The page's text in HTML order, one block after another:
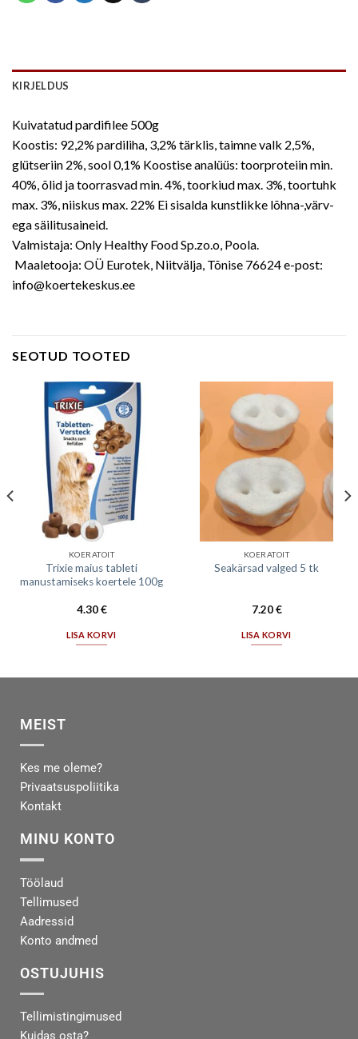
KIRJELDUS
Kuivatatud pardifilee 500g
Koostis: 92,2% pardiliha, 3,2% tärklis, taimne valk 2,5%,
glütseriin 2%, sool 0,1% Koostise analüüs: toorproteiin min.
40%, õlid ja toorrasvad min. 4%, toorkiud max. 3%, toortuhk
max. 3%, niiskus max. 22% Ei sisalda kunstlikke lõhna-,värv-
ega säilitusaineid.
Valmistaja: Only Healthy Food Sp.zo.o, Poola.
Maaletooja: OÜ Eurotek, Niitvälja, Tõnise 76624 e-post:
info@koertekeskus.ee
SEOTUD TOOTED
KOERATOIT
Trixie maius tableti
manustamiseks koertele 100g
4.30€
LISA KORVI
KOERATOIT
Seakärsad valged 5 tk
7.20€
LISA KORVI
MEIST
Kes me oleme?
Privaatsuspoliitika
Kontakt
MINU KONTO
Töölaud
Tellimused
Aadressid
Konto andmed
OSTUJUHIS
Tellimistingimused
Kuidas osta?